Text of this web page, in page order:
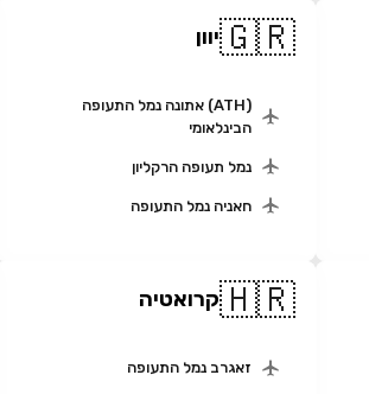
🇬🇷יוון
(ATH) אתונה נמל התעופה
הבינלאומי
נמל תעופה הרקליון
חאניה נמל התעופה
🇭🇷קרואטיה
זאגרב נמל התעופה